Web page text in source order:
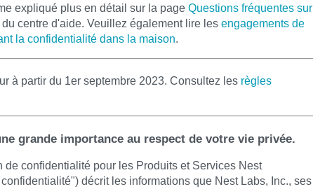
expliqué plus en détail sur la page Questions fréquentes sur
centre d'aide. Veuillez également lire les engagements de
la confidentialité dans la maison.
à partir du 1er septembre 2023. Consultez les règles
grande importance au respect de votre vie privée.
de confidentialité pour les Produits et Services Nest
décrit les informations que Nest Labs, Inc., ses